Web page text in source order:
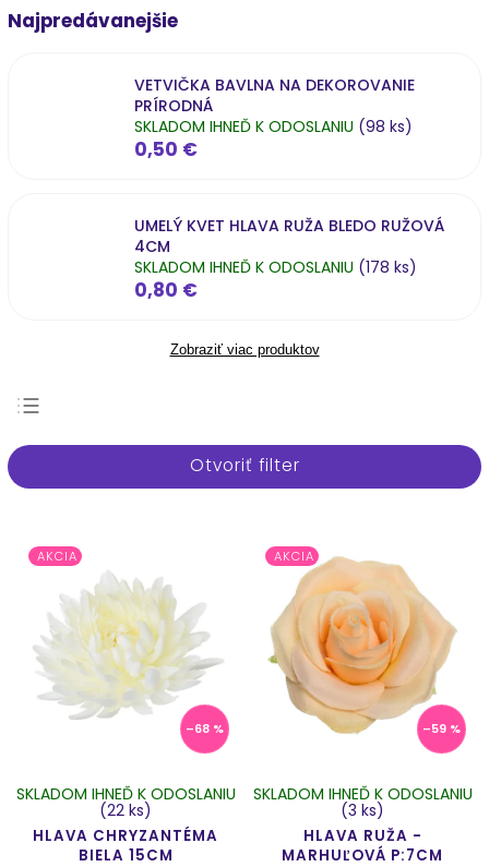
Najpredávanejšie
VETVIČKA BAVLNA NA DEKOROVANIE
PRÍRODNÁ
SKLADOM IHNEĎ K ODOSLANIU (98 ks)
0,50 €
UMELÝ KVET HLAVA RUŽA BLEDO RUŽOVÁ
4CM
SKLADOM IHNEĎ K ODOSLANIU (178 ks)
0,80 €
Zobraziť viac produktov
Najpredávanejšie
Abecedne
Otvoriť filter
AKCIA
–68 %
HLAVA CHRYZANTÉMA
BIELA 15CM
SKLADOM IHNEĎ K ODOSLANIU
(22 ks)
AKCIA
–59 %
HLAVA RUŽA -
MARHUĽOVÁ P:7CM
SKLADOM IHNEĎ K ODOSLANIU
(3 ks)